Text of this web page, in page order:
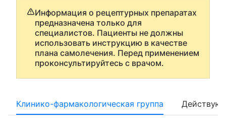
Информация о рецептурных препаратах
предназначена только для
специалистов. Пациенты не должны
использовать инструкцию в качестве
плана самолечения. Перед применением
проконсультируйтесь с врачом.
Клинико-фармакологическая группа